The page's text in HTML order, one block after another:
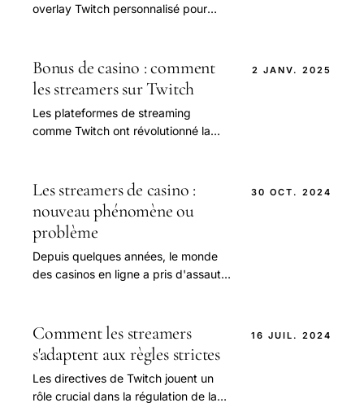
overlay Twitch personnalisé pour
Bonus de casino : comment
les streamers sur Twitch
Les plateformes de streaming
comme Twitch ont révolutionné la
2 JANV. 2025
Les streamers de casino :
nouveau phénomène ou
problème
Depuis quelques années, le monde
des casinos en ligne a pris d'assaut
30 OCT. 2024
Comment les streamers
s'adaptent aux règles strictes
Les directives de Twitch jouent un
rôle crucial dans la régulation de la
16 JUIL. 2024